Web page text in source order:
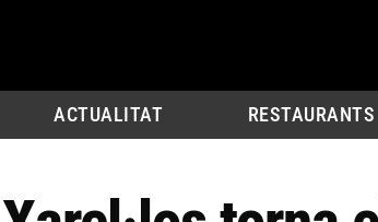
ACTUALITAT RESTAURANTS